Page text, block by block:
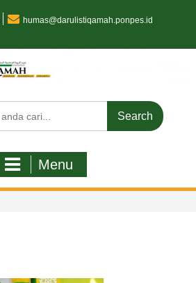
humas@darulistiqamah.ponpes.id
Menu